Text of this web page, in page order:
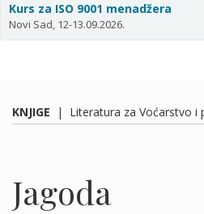
Kurs za ISO 9001 menadžera
Novi Sad, 12-13.09.2026.
KNJIGE | Literatura za Voćarstvo i
Jagoda